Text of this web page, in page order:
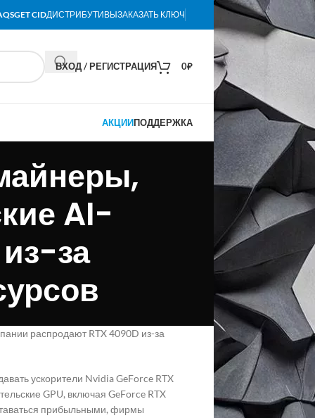
GET CIDДИСТРИБУТИВЫЗАКАЗАТЬ КЛЮЧ
ВХОД / РЕГИСТРАЦИЯ 0₽
АКЦИИПОДДЕРЖКА
AI-
за
распродают RTX 4090D из-за
ускорители Nvidia GeForce RTX
GPU, включая GeForce RTX
прибыльными, фирмы